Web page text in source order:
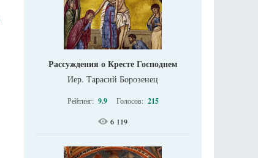
Рассуждения о Кресте Господнем
Иер. Тарасий Борозенец
Рейтинг: 9.9 Голосов: 215
6 119